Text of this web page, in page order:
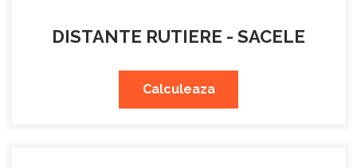
DISTANTE RUTIERE - SACELE
Calculeaza